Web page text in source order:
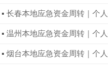
短期拆借 私密稳妥
长春本地应急资金周转｜个
短期拆借 私密稳妥
温州本地应急资金周转｜个
短期拆借 私密稳妥
烟台本地应急资金周转｜个